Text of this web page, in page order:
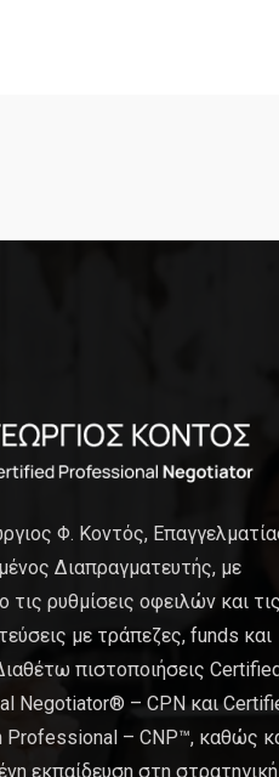
Φ. Κοντός,
Διαπραγματευτής, με
τις ρυθμίσεις οφειλών και τις
με τράπεζες, funds και
πιστοποιήσεις
Negotiator® – CPN και
Professional – CNP™, καθώς
εκπαίδευση στη στρατηγική